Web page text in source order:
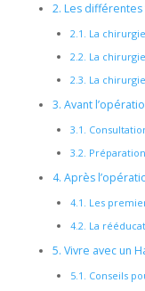
2. Les
2.1. La
2.2. La
2.3. La
3. Avant
3.1.
3.2.
4. Après
4.1. Les
4.2. La
5. Vivre avec un
5.1. Conseils